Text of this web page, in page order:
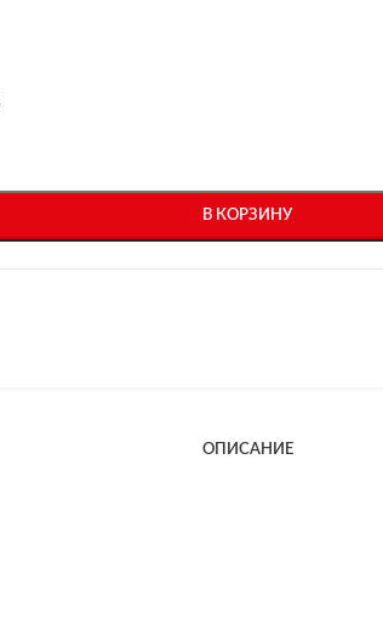
В КОРЗИНУ
ОПИСАНИЕ